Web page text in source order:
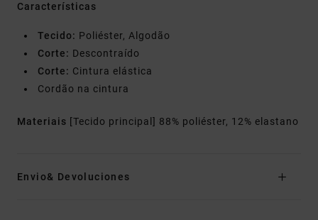
Características
Tecido: Poliéster, Algodão
Corte: Descontraído
Corte: Cintura elástica
Cordão na cintura
Materiais [Tecido principal] 88% poliéster, 12% elastano
Envio& Devoluciones